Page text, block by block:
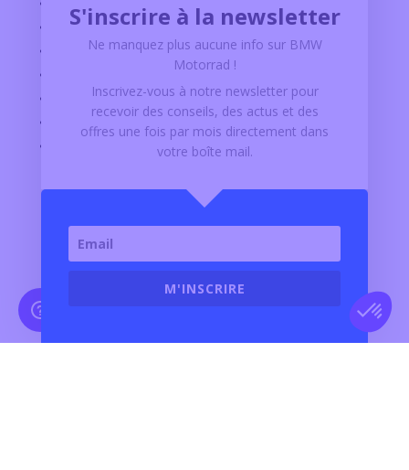
MOTOS D’OCCASION
ACTUALITÉ BMW MOTORRAD
OFFRES D'EMPLOI
PARTENAIRES
ACCÈS PRO
GRIM CARE
Contact
E-mail :Nous contacter
S'inscrire à la newsletter
Ne manquez plus aucune info sur BMW
Motorrad !
Inscrivez-vous à notre newsletter pour
recevoir des conseils, des actus et des
offres une fois par mois directement dans
votre boîte mail.
M'INSCRIRE